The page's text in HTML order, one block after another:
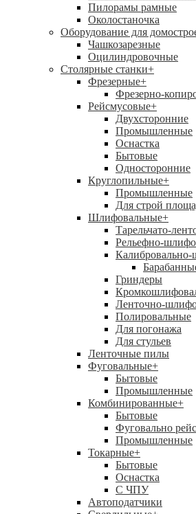
Пилорамы рамные
Околостаночка
Оборудование для
Чашкозарезные
Оцилиндровочные
Столярные станки+
Фрезерные+
Фрезерно-
Рейсмусовые+
Двухсторонние
Промышленные
Оснастка
Бытовые
Односторонние
Круглопильные+
Промышленные
Для строй
Шлифовальные+
Тарельчато-
Рельефно-
Гриндеры
Ленточно-
Полировальные
Для погонажа
Для стульев
Ленточные пилы
Фуговальные+
Бытовые
Промышленные
Комбинированные+
Бытовые
Фуговально
Промышленные
Токарные+
Бытовые
Оснастка
С ЧПУ
Автоподатчики